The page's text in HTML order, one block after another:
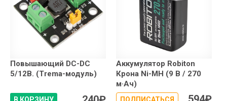
Повышающий DC-DC
5/12В. (Trema-модуль)
В КОРЗИНУ
Аккумулятор Robiton
Крона Ni-MH (9 В / 270
м·Ач)
ПОДПИСАТЬСЯ